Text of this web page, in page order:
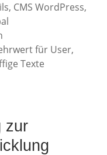
CMS WordPress,
für User,
Texte
zur